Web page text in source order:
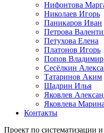
Нифонтова
Николаев Игорь
Паникаров Иван
Петрова
Петухова Елена
Платонов Игорь
Попов Владимир
Сесёлкин
Татаринов Аким
Шадрин Илья
Яковлев
Яковлева Марина
Контакты
Проект по систематизации